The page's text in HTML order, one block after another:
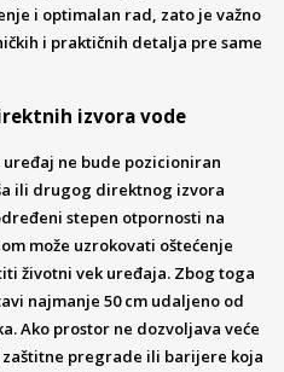
i optimalan rad, zato je važno
i praktičnih detalja pre same
izvora vode
ne bude pozicioniran
ili drugog direktnog izvora
stepen otpornosti na
može uzrokovati oštećenje
životni vek uređaja. Zbog toga
najmanje 50 cm udaljeno od
Ako prostor ne dozvoljava veće
pregrade ili barijere koja